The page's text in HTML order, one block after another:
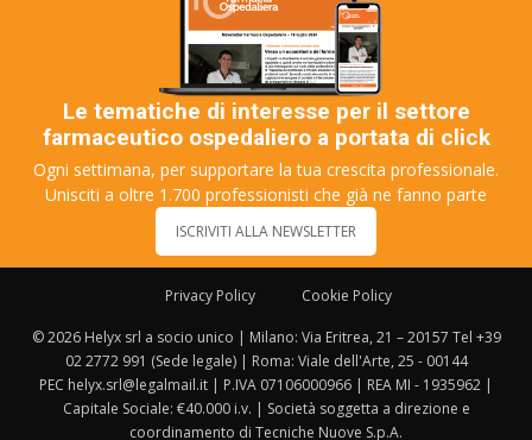
Le tematiche di interesse per il settore
farmaceutico ospedaliero a portata di click
Ogni settimana, per supportare la tua crescita professionale.
Unisciti a oltre 1.700 professionisti che già ne fanno parte
ISCRIVITI ALLA NEWSLETTER
Privacy Policy Cookie Policy
© 2026 Helyx srl a socio unico | Milano: Via Eritrea, 21 – 20157 Tel +39
02 2772 991 (Sede legale) | Roma: Viale dell'Arte, 25 - 00144
PEC helyx.srl@legalmail.it | P.IVA 07106000966 | REA MI - 1935962 |
Capitale Sociale: €40.000 i.v. | Società soggetta a direzione e
coordinamento di Tecniche Nuove S.p.A.